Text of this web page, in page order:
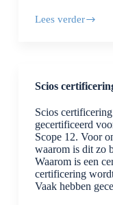
Lees verder
Solar
Scios
Scios
gecertificeerd
Scope 12. Voor
waarom is dit zo
Waarom is een
certificering
Vaak hebben